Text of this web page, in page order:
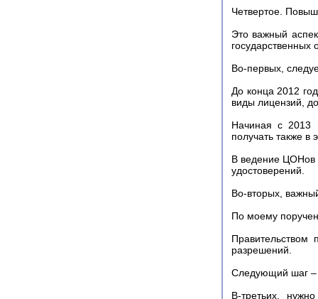
Четвертое.
Это важный
государственных
Во-первых,
До конца 2012
виды лицензий,
Начиная с 2013
получать также
В ведение ЦОНов
удостоверений.
Во-вторых,
По моему
Правительством
разрешений.
Следующий шаг –
В-третьих,